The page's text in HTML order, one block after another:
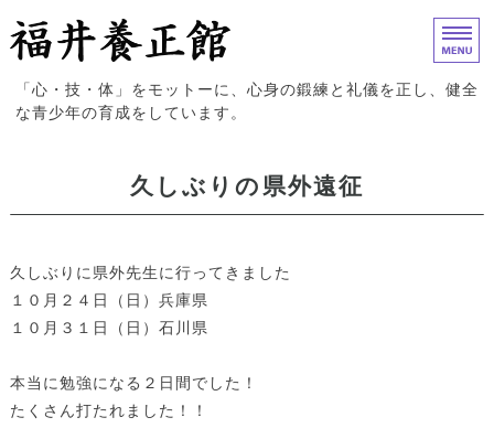
福井養正館｜心身の鍛練と礼
「心・技・体」をモットーに、心身の鍛練と礼儀を正し、健全
な青少年の育成をしています。
入門案内
道場概要
久しぶりの県外遠征
久しぶりに県外先生に行ってきました
１０月２４日（日）兵庫県
１０月３１日（日）石川県
本当に勉強になる２日間でした！
たくさん打たれました！！